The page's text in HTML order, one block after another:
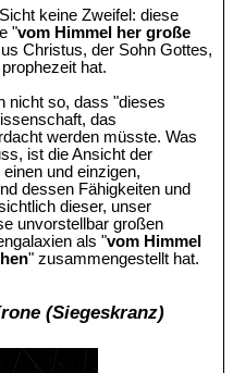
keine Zweifel: diese
"vom Himmel her große
Christus, der Sohn Gottes,
hat.
nicht so, dass "dieses
das
werden müsste. Was
ist die Ansicht der
und einzigen,
dessen Fähigkeiten und
dieser, unser
unvorstellbar großen
als "vom Himmel
" zusammengestellt hat.
(Siegeskranz)